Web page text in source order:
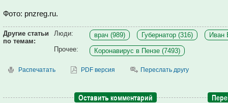
Фото: pnzreg.ru.
Другие статьи
по темам:
Люди: врач (989) Губернатор (316)
Иван
Прочее:
Коронавирус в Пензе (7493)
Распечатать PDF версия Переслать другу
Оставить комментарий